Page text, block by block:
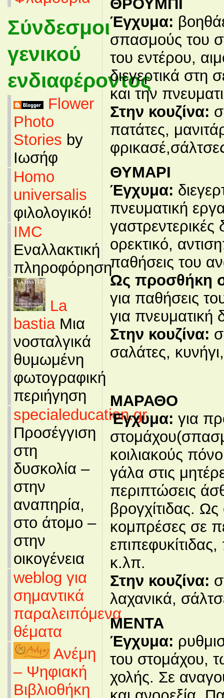
Σύνδεσμοι
γενικού
ενδιαφέροντος
Flower
Photo
Stories by
Ιωσήφ
Homo
universalis
φιλολογικό!
IMC
Εναλλακτική
πληροφόρηση
La
bastiaΜια
νοσταλγικά
θυμωμένη
φωτογραφική
περιήγηση
specialeducation.gr
Προσέγγιση
στη
δυσκολία –
στην
αναπηρία,
στο άτομο –
στην
οικογένεια
weblog για
σημαντικά
παραλειπόμενα
θέματα
Ανέμη
– Ψηφιακή
Βιβλιοθήκη
ΘΡΟΥΜΠΙ
Έγχυμα:
σπασμούς του
του εντέρου,
διεγερτικά στη
και την
Στην κουζίνα:
πατάτες,
ΘΥΜΑΡΙ
Έγχυμα:
πνευματική
γαστρεντερικές
ορεκτικό,
παθήσεις του
Ως προσθήκη
για παθήσεις
για πνευματική
Στην κουζίνα:
σαλάτες,
ΜΑΡΑΘΟ
Έγχυμα: για
κοιλιακούς
γάλα στις
περιπτώσεις
βρογχίτιδας.
κομπρέσες σε
κ.λπ.
Στην κουζίνα:
λαχανικά,
ΜΕΝΤΑ
Έγχυμα:
του στομάχου,
χολής. Σε